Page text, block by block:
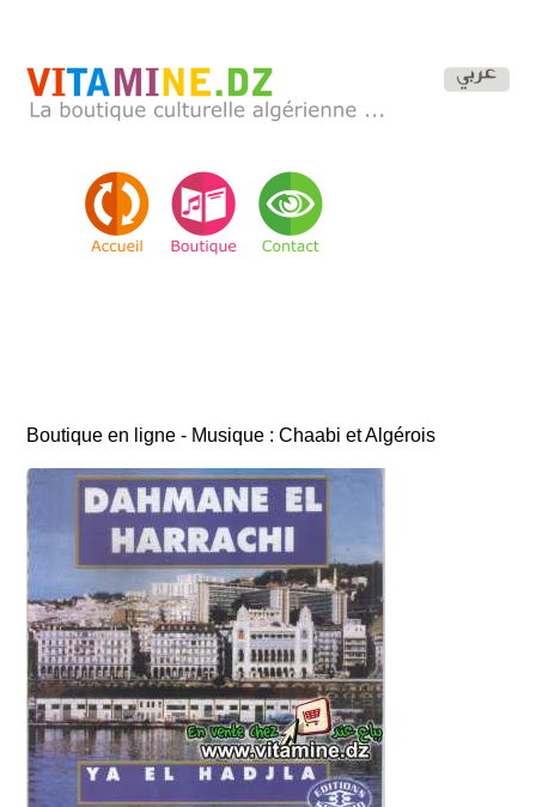
Boutique en ligne - Musique : Chaabi et Algérois